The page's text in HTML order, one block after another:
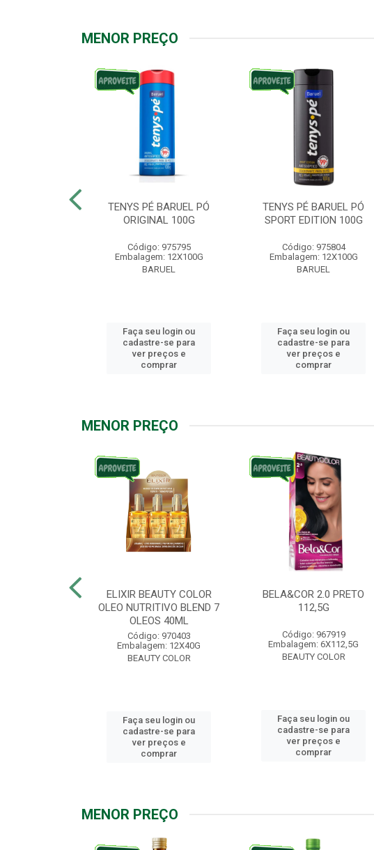
MENOR PREÇO
TENYS PÉ BARUEL PÓ
ORIGINAL 100G
Código: 975795
Embalagem: 12X100G
BARUEL
Faça seu login ou
cadastre-se para
ver preços e
comprar
TENYS PÉ BARUEL PÓ
SPORT EDITION 100G
Código: 975804
Embalagem: 12X100G
BARUEL
Faça seu login ou
cadastre-se para
ver preços e
comprar
MENOR PREÇO
ELIXIR BEAUTY COLOR
OLEO NUTRITIVO BLEND 7
OLEOS 40ML
Código: 970403
Embalagem: 12X40G
BEAUTY COLOR
Faça seu login ou
cadastre-se para
ver preços e
comprar
BELA&COR 2.0 PRETO
112,5G
Código: 967919
Embalagem: 6X112,5G
BEAUTY COLOR
Faça seu login ou
cadastre-se para
ver preços e
comprar
MENOR PREÇO